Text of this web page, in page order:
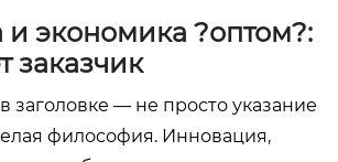
и экономика ?оптом?:
заказчик
заголовке — не просто указание
философия. Инновация,